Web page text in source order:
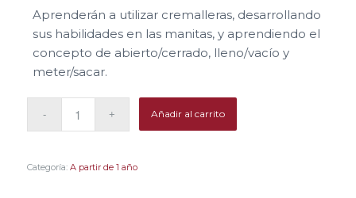
Aprenderán a utilizar cremalleras, desarrollando
sus habilidades en las manitas, y aprendiendo el
concepto de abierto/cerrado, lleno/vacío y
meter/sacar.
Añadir al carrito
Categoría: A partir de 1 año